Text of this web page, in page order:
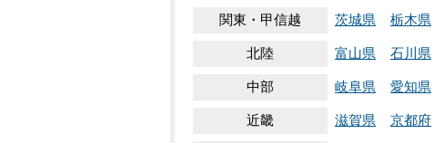
関東・甲信越 茨城県 栃木県
北陸 富山県 石川県
中部 岐阜県 愛知県
近畿 滋賀県 京都府